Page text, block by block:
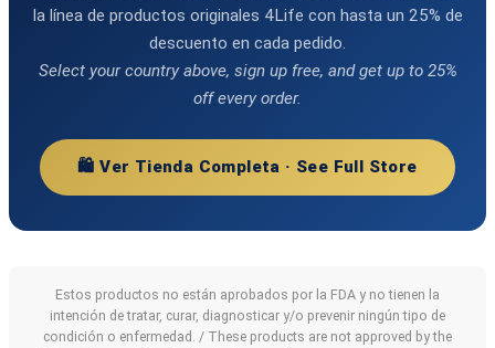
la línea de productos originales 4Life con hasta un 25% de
descuento en cada pedido.
Select your country above, sign up free, and get up to 25%
off every order.
🛍️ Ver Tienda Completa · See Full Store
Estos productos no están aprobados por la FDA y no tienen la
intención de tratar, curar, diagnosticar y/o prevenir ningún tipo de
condición o enfermedad. / These products are not approved by the